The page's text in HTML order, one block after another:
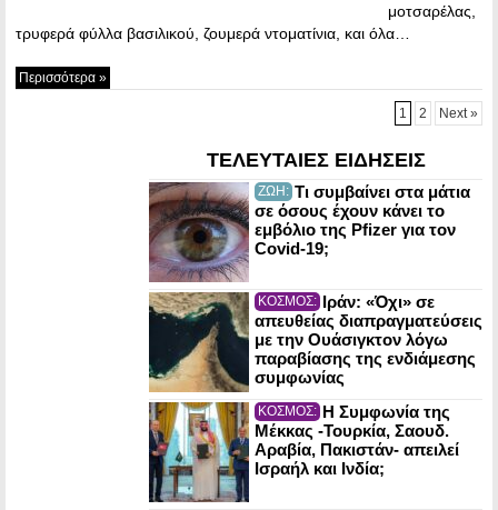
μοτσαρέλας,
τρυφερά φύλλα βασιλικού, ζουμερά ντοματίνια, και όλα…
Περισσότερα »
1 2 Next »
ΤΕΛΕΥΤΑΙΕΣ ΕΙΔΗΣΕΙΣ
ΖΩΗ: Τι συμβαίνει στα μάτια
σε όσους έχουν κάνει το
εμβόλιο της Pfizer για τον
Covid-19;
ΚΟΣΜΟΣ: Ιράν: «Όχι» σε
απευθείας διαπραγματεύσεις
με την Ουάσιγκτον λόγω
παραβίασης της ενδιάμεσης
συμφωνίας
ΚΟΣΜΟΣ: Η Συμφωνία της
Μέκκας -Τουρκία, Σαουδ.
Αραβία, Πακιστάν- απειλεί
Ισραήλ και Ινδία;